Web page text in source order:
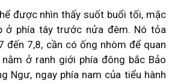
được nhìn thấy suốt buổi tối, mặc
ở phía tây trước nửa đêm. Nó tỏa
đến 7,8, cần có ống nhòm để quan
ở ranh giới phía đông bắc Bảo
Ngư, ngay phía nam của tiểu hành